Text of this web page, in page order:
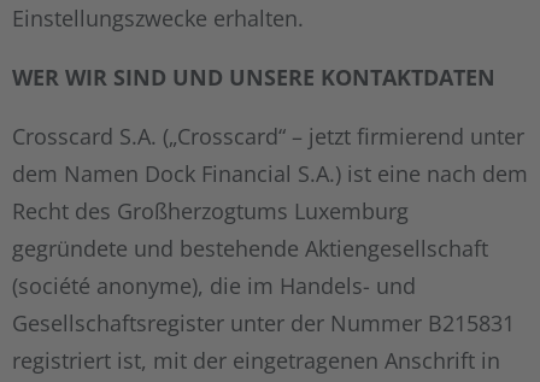
Einstellungszwecke erhalten.
WER WIR SIND UND UNSERE KONTAKTDATEN
Crosscard S.A. („Crosscard“ – jetzt firmierend unter
dem Namen Dock Financial S.A.) ist eine nach dem
Recht des Großherzogtums Luxemburg
gegründete und bestehende Aktiengesellschaft
(société anonyme), die im Handels- und
Gesellschaftsregister unter der Nummer B215831
registriert ist, mit der eingetragenen Anschrift in